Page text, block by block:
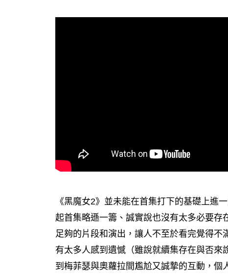
《黑魔女2》並未能在首集打下的基礎上進
起首集略遜一籌、誠實說也沒有太多必要
足夠的片段和演出，讓人不至於看完覺得
有太多人感到遺憾（雖說就續集存在與否
到梅菲瑟與奧蘿拉間尷尬又誠摯的互動，個